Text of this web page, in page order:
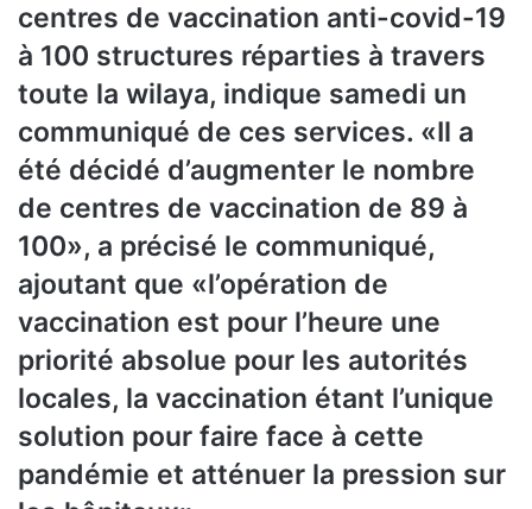
centres de vaccination anti-covid-19
à 100 structures réparties à travers
toute la wilaya, indique samedi un
communiqué de ces services. «Il a
été décidé d’augmenter le nombre
de centres de vaccination de 89 à
100», a précisé le communiqué,
ajoutant que «l’opération de
vaccination est pour l’heure une
priorité absolue pour les autorités
locales, la vaccination étant l’unique
solution pour faire face à cette
pandémie et atténuer la pression sur